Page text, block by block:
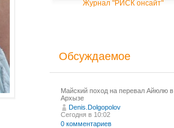
Журнал "РИСК онсайт"
Обсуждаемое
Майский поход на перевал Айюлю в
Архызе
Denis.Dolgopolov
Сегодня в 10:02
0 комментариев